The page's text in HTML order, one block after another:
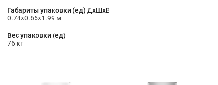
Габариты упаковки (ед) ДхШхВ
0.74x0.65x1.99 м
Вес упаковки (ед)
76 кг